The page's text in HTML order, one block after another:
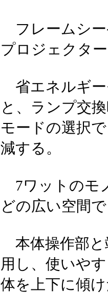
フレームシー
プロジェクタ
省エネルギー
と、ランプ交
モードの選択
減する。
7ワットのモ
どの広い空間
本体操作部と
用し、使いや
体を上下に傾